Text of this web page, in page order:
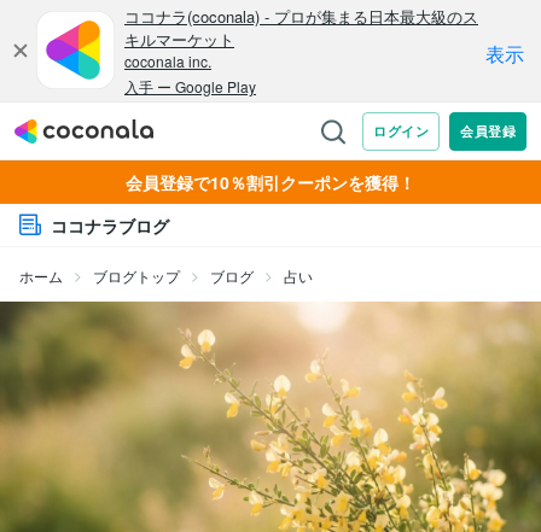
会員登録で10％割引クーポンを獲得！
ココナラブログ
ホーム ブログトップ ブログ 占い